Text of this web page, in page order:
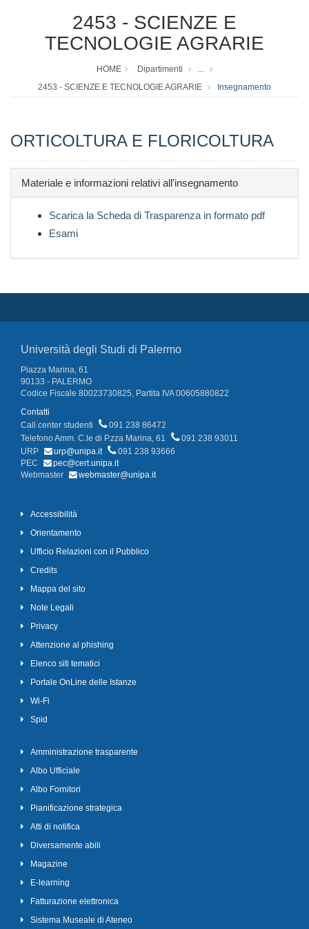
2453 - SCIENZE E
TECNOLOGIE AGRARIE
HOME Dipartimenti
...
2453 - SCIENZE E TECNOLOGIE AGRARIE
Insegnamento
ORTICOLTURA E FLORICOLTURA
Materiale e informazioni relativi all'insegnamento
Scarica la Scheda di Trasparenza in formato pdf
Esami
Università degli Studi di Palermo
Piazza Marina, 61
90133 - PALERMO
Codice Fiscale 80023730825, Partita IVA 00605880822
Contatti
Call center studenti
091 238 86472
Telefono Amm. C.le di P.zza Marina, 61
091 238 93011
URP
urp@unipa.it
091 238 93666
PEC
pec@cert.unipa.it
Webmaster
webmaster@unipa.it
Accessibilità
Orientamento
Ufficio Relazioni con il Pubblico
Credits
Mappa del sito
Note Legali
Privacy
Attenzione al phishing
Elenco siti tematici
Portale OnLine delle Istanze
Wi-Fi
Spid
Amministrazione trasparente
Albo Ufficiale
Albo Fornitori
Pianificazione strategica
Atti di notifica
Diversamente abili
Magazine
E-learning
Fatturazione elettronica
Sistema Museale di Ateneo